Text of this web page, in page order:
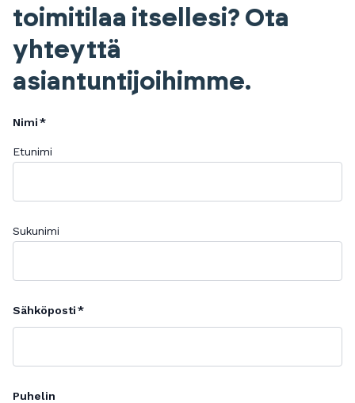
toimitilaa itsellesi? Ota
yhteyttä
asiantuntijoihimme.
Nimi
Etunimi
Sukunimi
Sähköposti
Puhelin